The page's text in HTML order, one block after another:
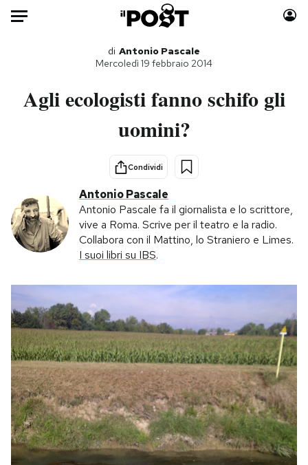
Auto
Italia
Internet
Scienza
Cultura
Economia
Libri
Consumismi
Storie/Idee
Media
Europa
PODCAST
NEWSLETTER
I MIEI PREFERITI
di Antonio Pascale
Mercoledì 19 febbraio 2014
Agli ecologisti fanno schifo gli
uomini?
Condividi
Antonio Pascale
Antonio Pascale fa il giornalista e lo scrittore,
vive a Roma. Scrive per il teatro e la radio.
Collabora con il Mattino, lo Straniero e Limes.
I suoi libri su IBS.